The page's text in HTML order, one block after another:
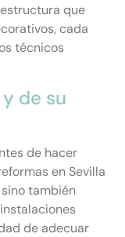
que
cada
técnicos
de su
de hacer
en Sevilla
también
de adecuar